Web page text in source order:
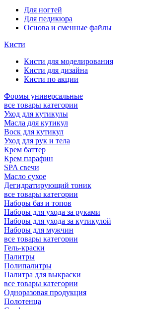
Для ногтей
Для педикюра
Основа и сменные файлы
Кисти
Кисти для моделирования
Кисти для дизайна
Кисти по акции
Формы универсальные
все товары категории
Уход для кутикулы
Масла для кутикул
Воск для кутикул
Уход для рук и тела
Крем баттер
Крем парафин
SPA свечи
Масло сухое
Дегидратирующий тоник
все товары категории
Наборы баз и топов
Наборы для ухода за руками
Наборы для ухода за кутикулой
Наборы для мужчин
все товары категории
Гель-краски
Палитры
Полипалитры
Палитра для выкраски
все товары категории
Одноразовая продукция
Полотенца